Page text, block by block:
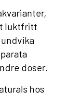
luktfritt
doser.
hos